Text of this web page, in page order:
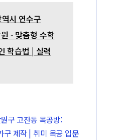
시 연수구
- 맞춤형 수학
학습법 | 실력
구 고잔동 목공방:
구 제작 | 취미 목공 입문